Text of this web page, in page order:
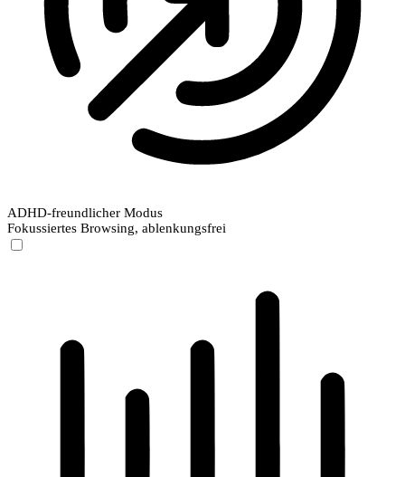
ADHD-freundlicher Modus
Fokussiertes Browsing, ablenkungsfrei